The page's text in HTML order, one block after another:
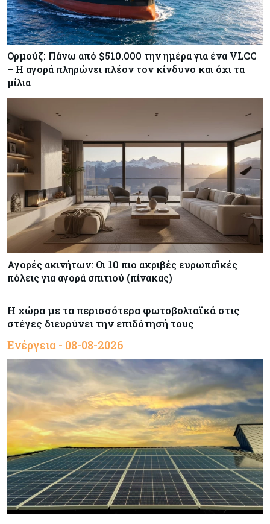
Ορμούζ: Πάνω από $510.000 την ημέρα για ένα VLCC
– Η αγορά πληρώνει πλέον τον κίνδυνο και όχι τα
μίλια
Αγορές ακινήτων: Οι 10 πιο ακριβές ευρωπαϊκές
πόλεις για αγορά σπιτιού (πίνακας)
Η χώρα με τα περισσότερα φωτοβολταϊκά στις
στέγες διευρύνει την επιδότησή τους
Ενέργεια - 08-08-2026